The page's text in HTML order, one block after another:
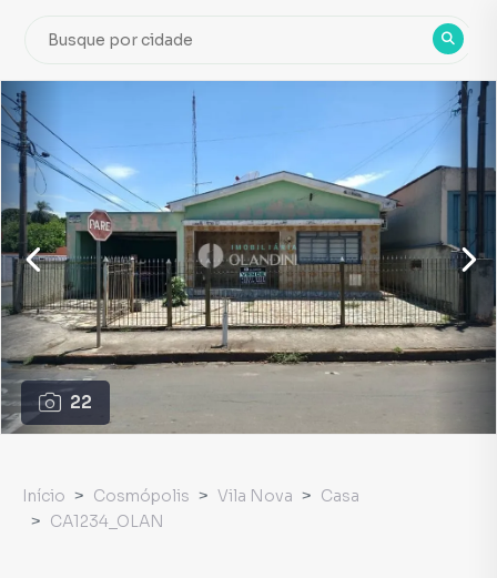
22
Início Cosmópolis Vila Nova
Casa
CA1234_OLAN